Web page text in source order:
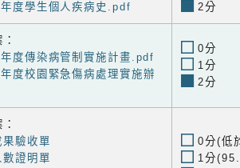
度學生個人疾病史.pdf
2分
度傳染病管制實施計畫.pdf
度校園緊急傷病處理實施辦
0分
1分
2分
果驗收單
數證明單
0分(低
1分